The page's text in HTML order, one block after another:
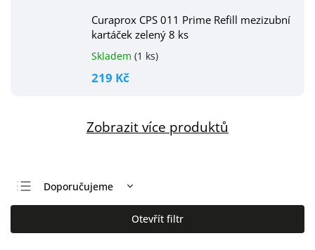
Curaprox CPS 011 Prime Refill mezizubní
kartáček zelený 8 ks
Skladem (1 ks)
219 Kč
Zobrazit více produktů
Doporučujeme
Nejlevnější
Nejdražší
Otevřít filtr